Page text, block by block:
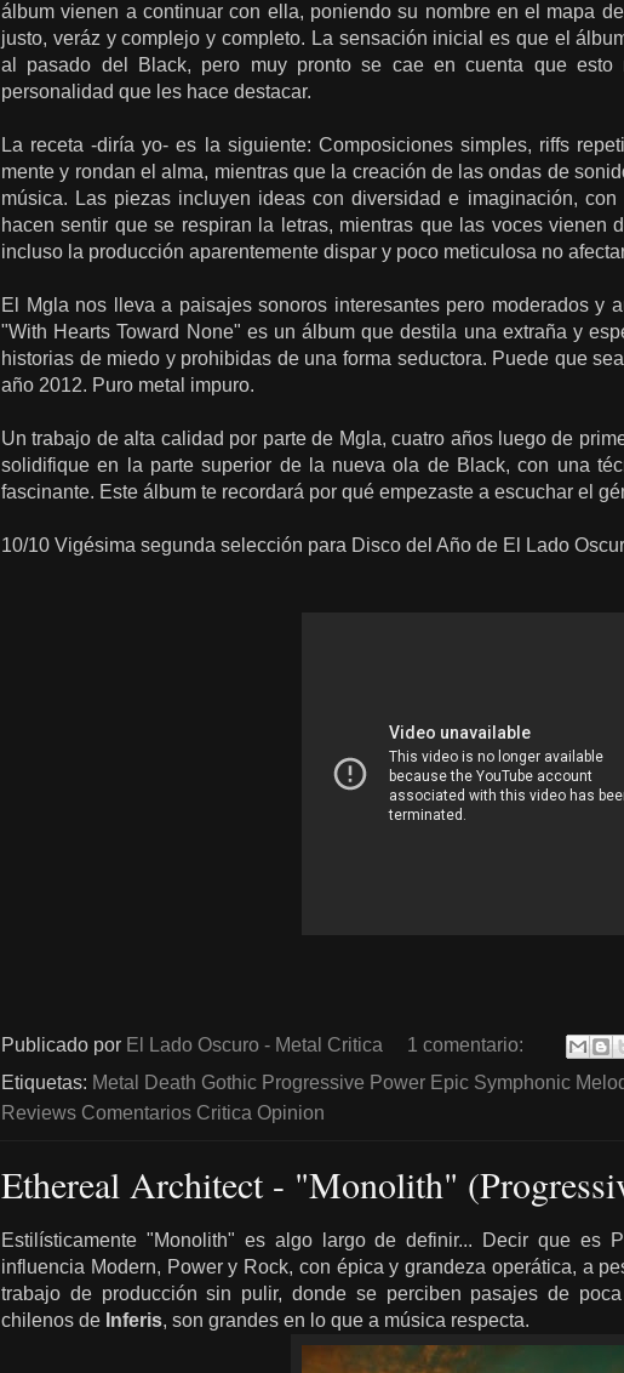
álbum vienen a continuar con ella, poniendo su nombre en el mapa
justo, veráz y complejo y completo. La sensación inicial es que el
al pasado del Black, pero muy pronto se cae en cuenta que
personalidad que les hace destacar.
La receta -diría yo- es la siguiente: Composiciones simples, riffs
mente y rondan el alma, mientras que la creación de las ondas de
música. Las piezas incluyen ideas con diversidad e imaginación,
hacen sentir que se respiran la letras, mientras que las voces vienen
incluso la producción aparentemente dispar y poco meticulosa no
El Mgla nos lleva a paisajes sonoros interesantes pero moderados y
"With Hearts Toward None" es un álbum que destila una extraña y
historias de miedo y prohibidas de una forma seductora. Puede que
año 2012. Puro metal impuro.
Un trabajo de alta calidad por parte de Mgla, cuatro años luego de
solidifique en la parte superior de la nueva ola de Black, con una
fascinante. Este álbum te recordará por qué empezaste a escuchar el
10/10 Vigésima segunda selección para Disco del Año de El Lado
Publicado por El Lado Oscuro - Metal Critica
1 comentario:
Etiquetas: Metal Death Gothic Progressive Power Epic Symphonic
Reviews Comentarios Critica Opinion
Ethereal Architect - "Monolith"
Estilísticamente "Monolith" es algo largo de definir... Decir que es
influencia Modern, Power y Rock, con épica y grandeza operática, a
trabajo de producción sin pulir, donde se perciben pasajes de
chilenos de Inferis, son grandes en lo que a música respecta.